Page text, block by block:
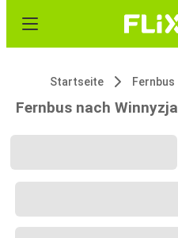
Startseite Fernbus
Fernbus nach Winnyzja